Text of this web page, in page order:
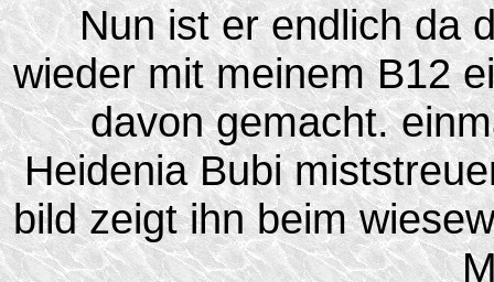
Nun ist er endlich da
wieder mit meinem B12
davon gemacht.
Heidenia Bubi
bild zeigt ihn beim